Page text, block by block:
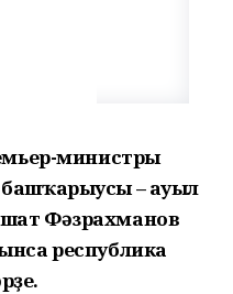
министры
– ауыл
Фәзрахманов
республика